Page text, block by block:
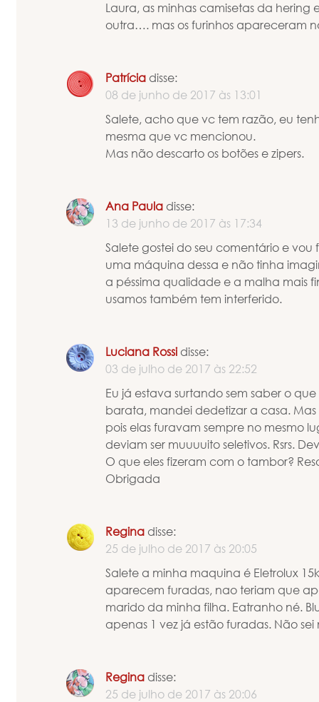
Laura, as minhas camisetas da hering
outra…. mas os furinhos apareceram
Patrícia disse:
08 de junho de 2017 às 13:01
Salete, acho que vc tem razão, eu
mesma que vc mencionou.
Mas não descarto os botões e zipers.
Ana Paula disse:
13 de junho de 2017 às 17:34
Salete gostei do seu comentário e vou
uma máquina dessa e não tinha
a péssima qualidade e a malha mais
usamos também tem interferido.
Luciana Rossidisse:
03 de julho de 2017 às 22:52
Eu já estava surtando sem saber o
barata, mandei dedetizar a casa.
pois elas furavam sempre no mesmo
deviam ser muuuuito seletivos. Rsrs.
O que eles fizeram com o tambor?
Obrigada
Regina disse:
25 de julho de 2017 às 20:05
Salete a minha maquina é Eletrolux
aparecem furadas, nao teriam que
marido da minha filha. Eatranho né.
apenas 1 vez já estão furadas. Não sei
Regina disse:
25 de julho de 2017 às 20:06